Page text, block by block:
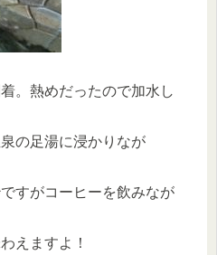
。熱めだったので加水し
の足湯に浸かりなが
すがコーヒーを飲みなが
えますよ！